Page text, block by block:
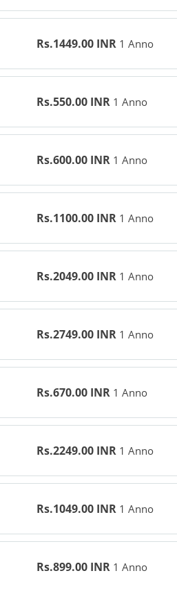
Rs.1449.00 INR 1 Anno
Rs.550.00 INR 1 Anno
Rs.600.00 INR 1 Anno
Rs.1100.00 INR 1 Anno
Rs.2049.00 INR 1 Anno
Rs.2749.00 INR 1 Anno
Rs.670.00 INR 1 Anno
Rs.2249.00 INR 1 Anno
Rs.1049.00 INR 1 Anno
Rs.899.00 INR 1 Anno